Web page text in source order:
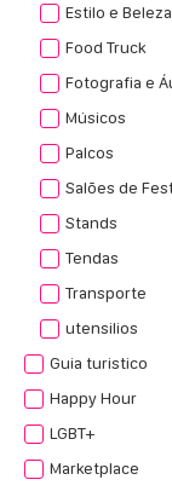
Estilo e Beleza
Food Truck
Fotografia e
Músicos
Palcos
Salões de
Stands
Tendas
Transporte
utensilios
Guia turistico
Happy Hour
LGBT+
Marketplace